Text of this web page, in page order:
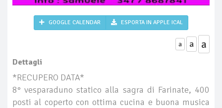
GOOGLE CALENDAR ESPORTA IN APPLE ICAL
a a a
Dettagli
*RECUPERO DATA*
8° vesparaduno statico alla sagra di Farinate, 400
posti al coperto con ottima cucina e buona musica